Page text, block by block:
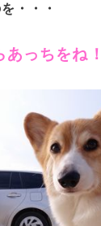
・・・
っちをね！